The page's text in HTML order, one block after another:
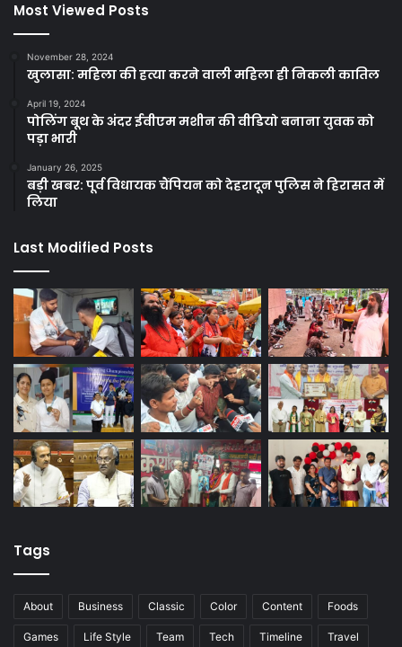
Most Viewed Posts
November 28, 2024
खुलासा: महिला की हत्या करने वाली महिला ही निकली कातिल
April 19, 2024
पोलिंग बूथ के अंदर ईवीएम मशीन की वीडियो बनाना युवक को
पड़ा भारी
January 26, 2025
बड़ी खबर: पूर्व विधायक चैंपियन को देहरादून पुलिस ने हिरासत में
लिया
Last Modified Posts
Tags
About Business Classic Color Content Foods
Games Life Style Team Tech Timeline Travel